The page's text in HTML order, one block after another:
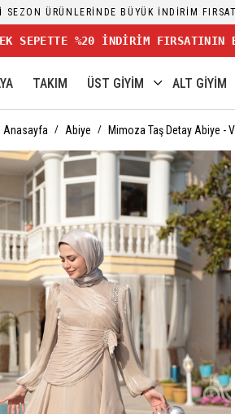
SEZON ÜRÜNLERİNDE BÜYÜK İNDİRİM
SEPETTE %20 İNDİRİM FIRSATININ
TAKIM ÜST GİYİM ALT GİYİM
Anasayfa Abiye Mimoza Taş Detay Abiye -